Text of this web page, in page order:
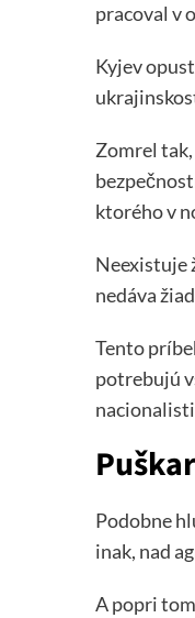
pracoval v
Kyjev
Zomrel
ktorého v
Neexistuje
nedáva
Tento
potrebujú
Podobne
inak, nad
A popri